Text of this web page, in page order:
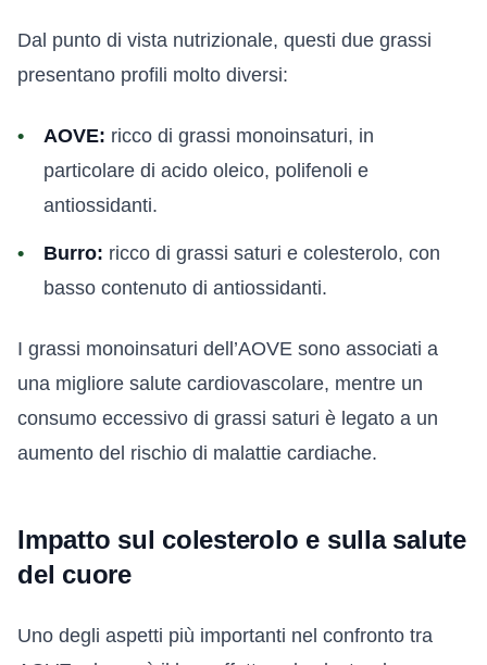
Dal punto di vista nutrizionale, questi due grassi
presentano profili molto diversi:
AOVE: ricco di grassi monoinsaturi, in
particolare di acido oleico, polifenoli e
antiossidanti.
Burro: ricco di grassi saturi e colesterolo, con
basso contenuto di antiossidanti.
I grassi monoinsaturi dell’AOVE sono associati a
una migliore salute cardiovascolare, mentre un
consumo eccessivo di grassi saturi è legato a un
aumento del rischio di malattie cardiache.
Impatto sul colesterolo e sulla salute
del cuore
Uno degli aspetti più importanti nel confronto tra